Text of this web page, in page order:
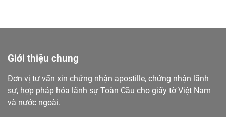
Giới thiệu chung
Đơn vị tư vấn xin chứng nhận apostille, chứng nhận lãnh
sự, hợp pháp hóa lãnh sự Toàn Cầu cho giấy tờ Việt Nam
và nước ngoài.